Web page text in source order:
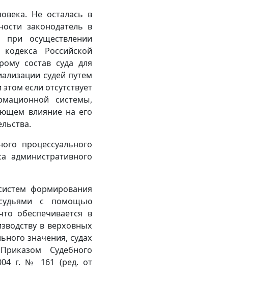
Не осталась в
законодатель в
при осуществлении
Российской
состав суда для
судей путем
если отсутствует
системы,
влияние на его
процессуального
формирования
с помощью
обеспечивается в
в верховных
значения, судах
Судебного
г. № 161 (ред. от